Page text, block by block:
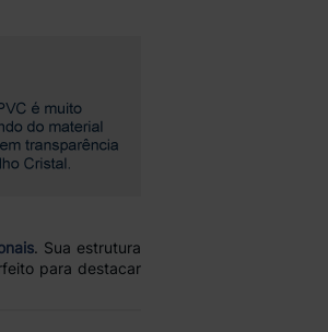
. Sua estrutura
para destacar